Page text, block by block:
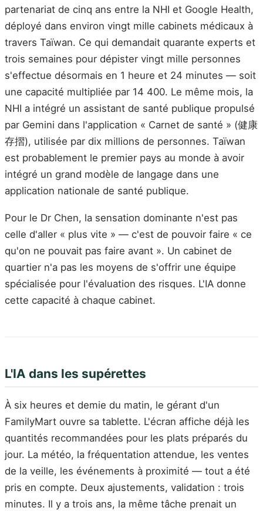
partenariat de cinq ans entre la NHI et Google Health,
déployé dans environ vingt mille cabinets médicaux à
travers Taïwan. Ce qui demandait quarante experts et
trois semaines pour dépister vingt mille personnes
s'effectue désormais en 1 heure et 24 minutes — soit
une capacité multipliée par 14 400. Le même mois, la
NHI a intégré un assistant de santé publique propulsé
par Gemini dans l'application « Carnet de santé » (健康
存摺), utilisée par dix millions de personnes. Taïwan
est probablement le premier pays au monde à avoir
intégré un grand modèle de langage dans une
application nationale de santé publique.
Pour le Dr Chen, la sensation dominante n'est pas
celle d'aller « plus vite » — c'est de pouvoir faire « ce
qu'on ne pouvait pas faire avant ». Un cabinet de
quartier n'a pas les moyens de s'offrir une équipe
spécialisée pour l'évaluation des risques. L'IA donne
cette capacité à chaque cabinet.
L'IA dans les supérettes
À six heures et demie du matin, le gérant d'un
FamilyMart ouvre sa tablette. L'écran affiche déjà les
quantités recommandées pour les plats préparés du
jour. La météo, la fréquentation attendue, les ventes
de la veille, les événements à proximité — tout a été
pris en compte. Deux ajustements, validation : trois
minutes. Il y a trois ans, la même tâche prenait un